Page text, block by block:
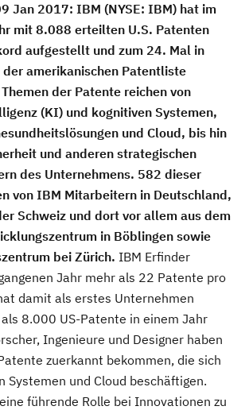
Jan 2017: IBM (NYSE: IBM) hat im
mit 8.088 erteilten U.S. Patenten
aufgestellt und zum 24. Mal in
der amerikanischen Patentliste
der Patente reichen von
(KI) und kognitiven Systemen,
und Cloud, bis hin
und anderen strategischen
des Unternehmens. 582 dieser
von IBM Mitarbeitern in Deutschland,
Schweiz und dort vor allem aus dem
in Böblingen sowie
bei Zürich. IBM Erfinder
Jahr mehr als 22 Patente pro
damit als erstes Unternehmen
8.000 US-Patente in einem Jahr
Ingenieure und Designer haben
zuerkannt bekommen, die sich
Systemen und Cloud beschäftigen.
führende Rolle bei Innovationen zu